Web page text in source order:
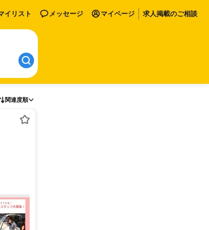
イリスト メッセージ マイページ 求人掲載のご相談
関連度順